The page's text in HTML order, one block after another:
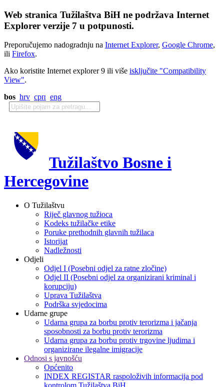
Web stranica Tužilaštva BiH ne podržava Internet
Explorer verzije 7 u potpunosti.
Preporučujemo nadogradnju na Internet Explorer, Google Chrome,
ili Firefox.
Ako koristite Internet explorer 9 ili više isključite "Compatibility
View".
bos hrv срп eng
Tužilaštvo Bosne i
Hercegovine
O Tužilaštvu
Riječ glavnog tužioca
Kodeks tužilačke etike
Poruke prethodnih glavnih tužilaca
Istorijat
Nadležnosti
Odjeli
Odjel I (Posebni odjel za ratne zločine)
Odjel II (Posebni odjel za organizirani kriminal i
korupciju)
Uprava Tužilaštva
Podrška svjedocima
Udarne grupe
Udarna grupa za borbu protiv terorizma i jačanja
sposobnosti za borbu protiv terorizma
Udarna grupa za borbu protiv trgovine ljudima i
organizirane ilegalne imigracije
Odnosi s javnošću
Općenito
INDEX REGISTAR raspoloživih informacija pod